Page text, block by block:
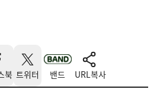
북 트위터 밴드 URL복사